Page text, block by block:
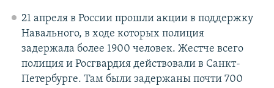
21 апреля в России прошли акции в поддержку
Навального, в ходе которых полиция
задержала более 1900 человек. Жестче всего
полиция и Росгвардия действовали в Санкт-
Петербурге. Там были задержаны почти 700